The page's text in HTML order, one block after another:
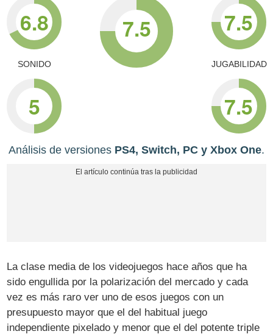
6.8
SONIDO
5
7.5 7.5
JUGABILIDAD
7.5
Análisis de versiones PS4, Switch, PC y Xbox One.
La clase media de los videojuegos hace años que ha
sido engullida por la polarización del mercado y cada
vez es más raro ver uno de esos juegos con un
presupuesto mayor que el del habitual juego
independiente pixelado y menor que el del potente triple